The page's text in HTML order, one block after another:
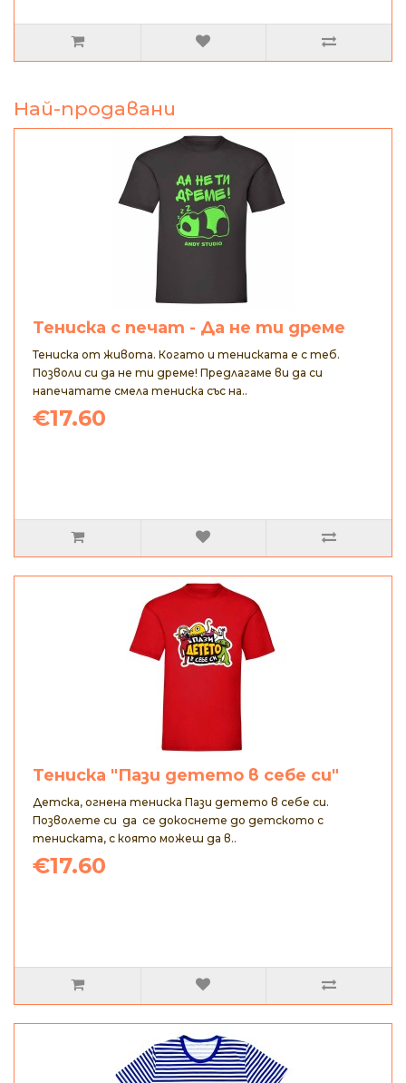
Най-продавани
Тениска с печат - Да не ти дреме
Тениска от живота. Когато и тениската е с теб.
Позволи си да не ти дреме! Предлагаме ви да си
напечатате смела тениска със на..
€17.60
Тениска "Пази детето в себе си"
Детска, огнена тениска Пази детето в себе си.
Позволете си да се докоснете до детското с
тениската, с която можеш да в..
€17.60